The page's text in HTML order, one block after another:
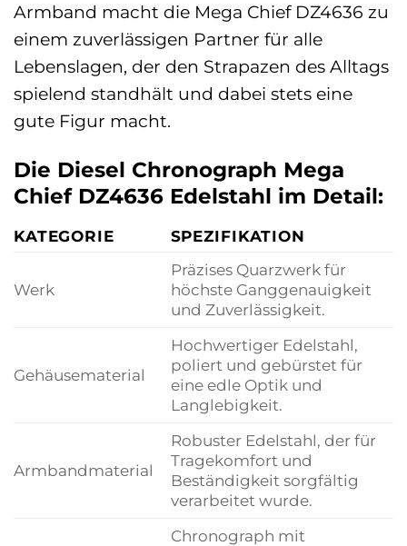
Armband macht die Mega Chief DZ4636 zu
einem zuverlässigen Partner für alle
Lebenslagen, der den Strapazen des Alltags
spielend standhält und dabei stets eine
gute Figur macht.
Die Diesel Chronograph Mega
Chief DZ4636 Edelstahl im Detail:
KATEGORIE SPEZIFIKATION
Werk
Präzises Quarzwerk für
höchste Ganggenauigkeit
und Zuverlässigkeit.
Gehäusematerial
Hochwertiger Edelstahl,
poliert und gebürstet für
eine edle Optik und
Langlebigkeit.
Armbandmaterial
Robuster Edelstahl, der für
Tragekomfort und
Beständigkeit sorgfältig
verarbeitet wurde.
Chronograph mit